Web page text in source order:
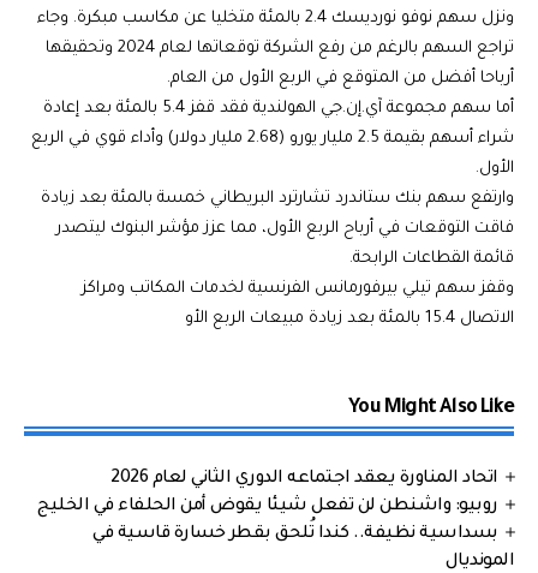
ونزل سهم نوفو نورديسك 2.4 بالمئة متخليا عن مكاسب مبكرة. وجاء
تراجع السهم بالرغم من رفع الشركة توقعاتها لعام 2024 وتحقيقها
أرباحا أفضل من المتوقع في الربع الأول من العام.
أما سهم مجموعة آي.إن.جي الهولندية فقد قفز 5.4 بالمئة بعد إعادة
شراء أسهم بقيمة 2.5 مليار يورو (2.68 مليار دولار) وأداء قوي في الربع
الأول.
وارتفع سهم بنك ستاندرد تشارترد البريطاني خمسة بالمئة بعد زيادة
فاقت التوقعات في أرباح الربع الأول، مما عزز مؤشر البنوك ليتصدر
قائمة القطاعات الرابحة.
وقفز سهم تيلي بيرفورمانس الفرنسية لخدمات المكاتب ومراكز
الاتصال 15.4 بالمئة بعد زيادة مبيعات الربع الأو
You Might Also Like
اتحاد المناورة يعقد اجتماعه الدوري الثاني لعام 2026
روبيو: واشنطن لن تفعل شيئا يقوض أمن الحلفاء في الخليج
بسداسية نظيفة.. كندا تُلحق بقطر خسارة قاسية في
المونديال